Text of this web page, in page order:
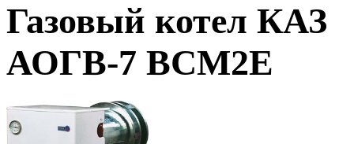
Газовый котел КАЗ
АОГВ-7 ВСМ2Е